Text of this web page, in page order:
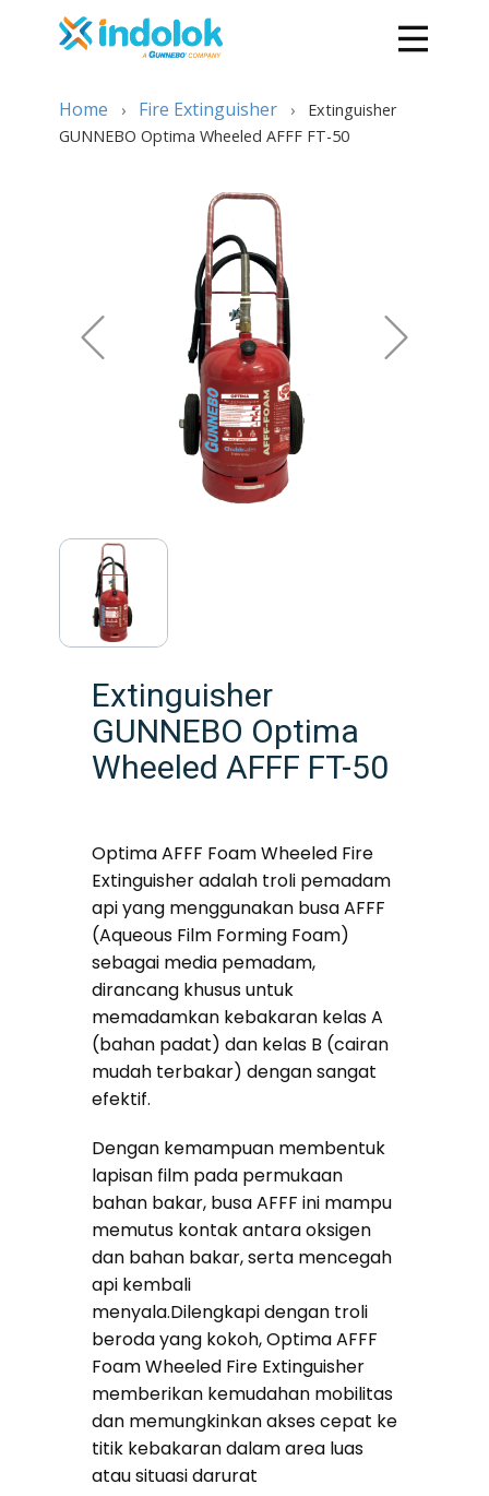
Home › Fire Extinguisher ›
Extinguisher
GUNNEBO Optima Wheeled AFFF FT-50
Extinguisher
GUNNEBO Optima
Wheeled AFFF FT-50
Optima AFFF Foam Wheeled Fire
Extinguisher adalah troli pemadam
api yang menggunakan busa AFFF
(Aqueous Film Forming Foam)
sebagai media pemadam,
dirancang khusus untuk
memadamkan kebakaran kelas A
(bahan padat) dan kelas B (cairan
mudah terbakar) dengan sangat
efektif.
Dengan kemampuan membentuk
lapisan film pada permukaan
bahan bakar, busa AFFF ini mampu
memutus kontak antara oksigen
dan bahan bakar, serta mencegah
api kembali
menyala.Dilengkapi dengan troli
beroda yang kokoh, Optima AFFF
Foam Wheeled Fire Extinguisher
memberikan kemudahan mobilitas
dan memungkinkan akses cepat ke
titik kebakaran dalam area luas
atau situasi darurat